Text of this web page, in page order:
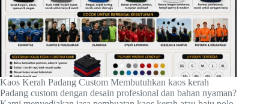
Kaos Kerah Padang Custom Membutuhkan kaos kerah
Padang custom dengan desain profesional dan bahan nyaman?